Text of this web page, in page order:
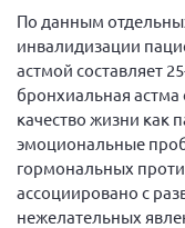
Конференция
Конференция
Документы
Первый съезд
Второй съезд
Третий съезд
По данным
инвалидизации
астмой составляет
бронхиальная астма
качество жизни как
эмоциональные
гормональных
ассоциировано с
нежелательных